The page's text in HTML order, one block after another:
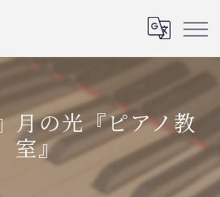
月の光『ピアノ教
室』